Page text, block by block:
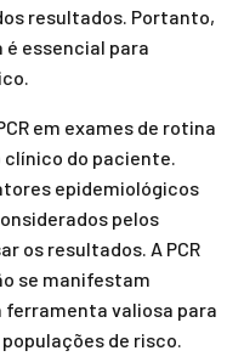
resultados. Portanto,
é essencial para
em exames de rotina
do paciente.
epidemiológicos
pelos
os resultados. A PCR
se manifestam
valiosa para
de risco.